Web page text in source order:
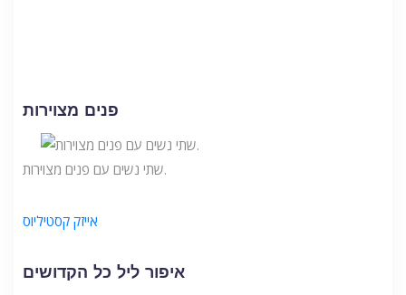
פנים מצוירות
שתי נשים עם פנים מצוירות.
אייזק קסטיליוס
איפור ליל כל הקדושים